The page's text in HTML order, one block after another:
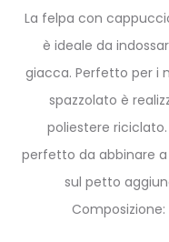
La felpa con
è ideale da
giacca. Perfetto per i
spazzolato è
poliestere
perfetto da abbinare
sul petto